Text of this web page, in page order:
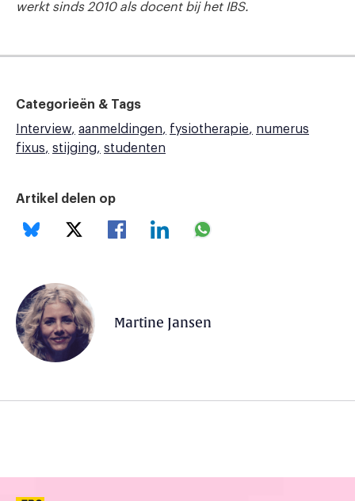
werkt sinds 2010 als docent bij het IBS.
Categorieën & Tags
Interview aanmeldingen fysiotherapie
numerus
fixus
stijging studenten
Artikel delen op
Martine Jansen